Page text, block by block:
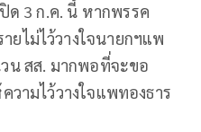
ด 3 ก.ค. นี้ หากพรรค
ไม่ไว้วางใจนายกฯแพ
น สส. มากพอที่จะขอ
ามไว้วางใจแพทองธาร